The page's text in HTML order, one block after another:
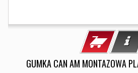
GUMKA CAN AM MONTAZOWA